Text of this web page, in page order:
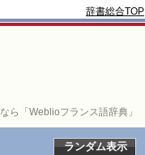
ら「Weblioフランス語辞典」
辞書総合TOP